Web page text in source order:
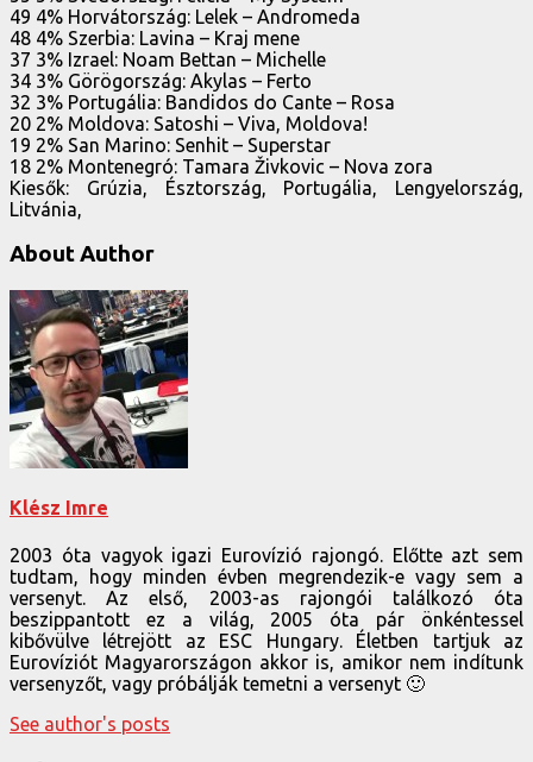
49 4% Horvátország: Lelek – Andromeda
48 4% Szerbia: Lavina – Kraj mene
37 3% Izrael: Noam Bettan – Michelle
34 3% Görögország: Akylas – Ferto
32 3% Portugália: Bandidos do Cante – Rosa
20 2% Moldova: Satoshi – Viva, Moldova!
19 2% San Marino: Senhit – Superstar
18 2% Montenegró: Tamara Živkovic – Nova zora
Kiesők: Grúzia, Észtország, Portugália, Lengyelország,
Litvánia,
About Author
Klész Imre
2003 óta vagyok igazi Eurovízió rajongó. Előtte azt sem
tudtam, hogy minden évben megrendezik-e vagy sem a
versenyt. Az első, 2003-as rajongói találkozó óta
beszippantott ez a világ, 2005 óta pár önkéntessel
kibővülve létrejött az ESC Hungary. Életben tartjuk az
Eurovíziót Magyarországon akkor is, amikor nem indítunk
versenyzőt, vagy próbálják temetni a versenyt 🙂
See author's posts